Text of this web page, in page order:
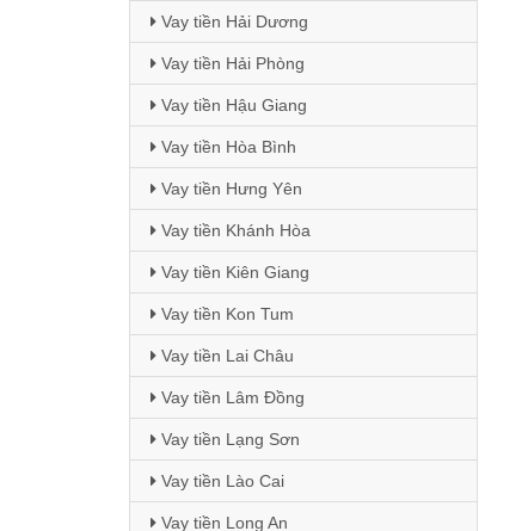
Vay tiền Hải Dương
Vay tiền Hải Phòng
Vay tiền Hậu Giang
Vay tiền Hòa Bình
Vay tiền Hưng Yên
Vay tiền Khánh Hòa
Vay tiền Kiên Giang
Vay tiền Kon Tum
Vay tiền Lai Châu
Vay tiền Lâm Đồng
Vay tiền Lạng Sơn
Vay tiền Lào Cai
Vay tiền Long An